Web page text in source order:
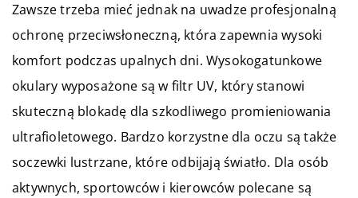
Zawsze trzeba mieć jednak na uwadze profesjonalną
ochronę przeciwsłoneczną, która zapewnia wysoki
komfort podczas upalnych dni. Wysokogatunkowe
okulary wyposażone są w filtr UV, który stanowi
skuteczną blokadę dla szkodliwego promieniowania
ultrafioletowego. Bardzo korzystne dla oczu są także
soczewki lustrzane, które odbijają światło. Dla osób
aktywnych, sportowców i kierowców polecane są